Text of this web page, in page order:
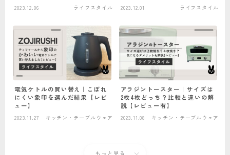
2023.12.06 ライフスタイル 2023.12.01 ライフスタイル
電気ケトルの買い替え｜こぼれ
にくい象印を選んだ結果【レビ
ュー】
2023.11.27 キッチン・テーブルウェア
アラジントースター｜サイズは
2枚4枚どっち？比較と違いの解
説【レビュー有】
2023.11.08 キッチン・テーブルウェア
もっと見る